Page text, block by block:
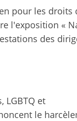
pour les droits
l'exposition «
des
LGBTQ et
le